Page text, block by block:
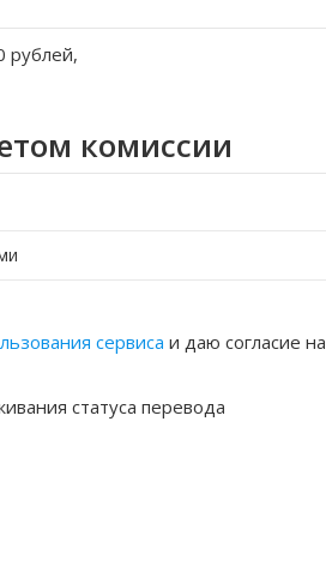
рублей,
комиссии
сервиса и даю согласие на
статуса перевода